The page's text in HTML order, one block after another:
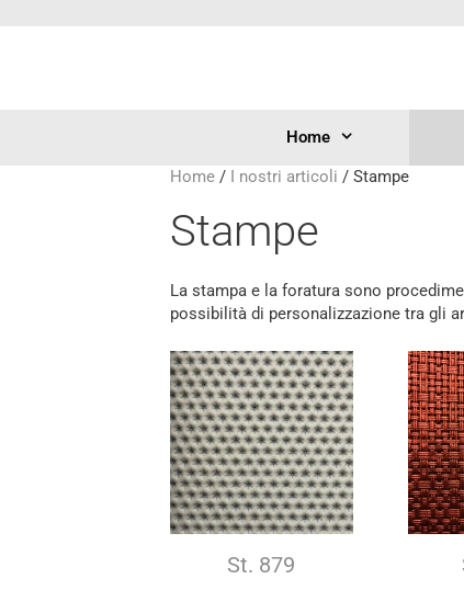
Home
Home/ I nostri articoli / Stampe
Stampe
La stampa e la foratura sono
possibilità di personalizzazione tra gli
St. 879